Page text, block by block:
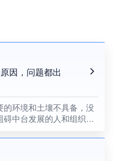
因，问题都出
环境和土壤不具备，没
中台发展的人和组织提
。